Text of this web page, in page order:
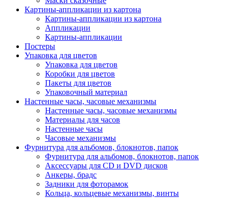
Картины-аппликации из картона
Картины-аппликации из картона
Аппликации
Картины-аппликации
Постеры
Упаковка для цветов
Упаковка для цветов
Коробки для цветов
Пакеты для цветов
Упаковочный материал
Настенные часы, часовые механизмы
Настенные часы, часовые механизмы
Материалы для часов
Настенные часы
Часовые механизмы
Фурнитура для альбомов, блокнотов, папок
Фурнитура для альбомов, блокнотов, папок
Аксессуары для CD и DVD дисков
Анкеры, брадс
Задники для фоторамок
Кольца, кольцевые механизмы, винты